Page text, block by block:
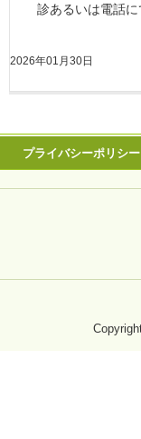
診あるいは電話に
2026年01月30日
プライバシーポリシー